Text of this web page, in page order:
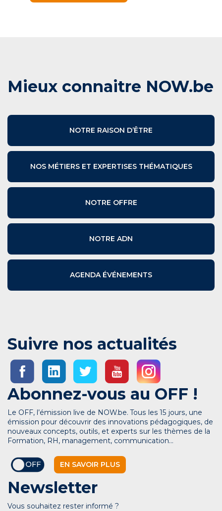
Mieux connaitre NOW.be
NOTRE RAISON D’ÊTRE
NOS MÉTIERS ET EXPERTISES THÉMATIQUES
NOTRE OFFRE
NOTRE ADN
AGENDA ÉVÉNEMENTS
Suivre nos actualités
Abonnez-vous au OFF !
Le OFF, l’émission live de NOW.be. Tous les 15 jours, une
émission pour découvrir des innovations pédagogiques, de
nouveaux concepts, outils, et experts sur les thèmes de la
Formation, RH, management, communication…
EN SAVOIR PLUS
Newsletter
Vous souhaitez rester informé ?